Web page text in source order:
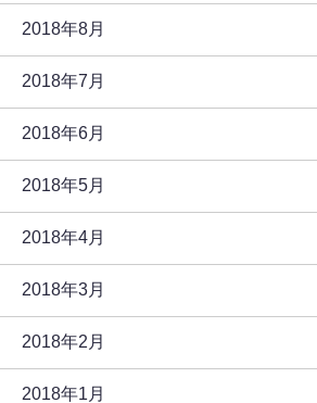
2018年8月
2018年7月
2018年6月
2018年5月
2018年4月
2018年3月
2018年2月
2018年1月